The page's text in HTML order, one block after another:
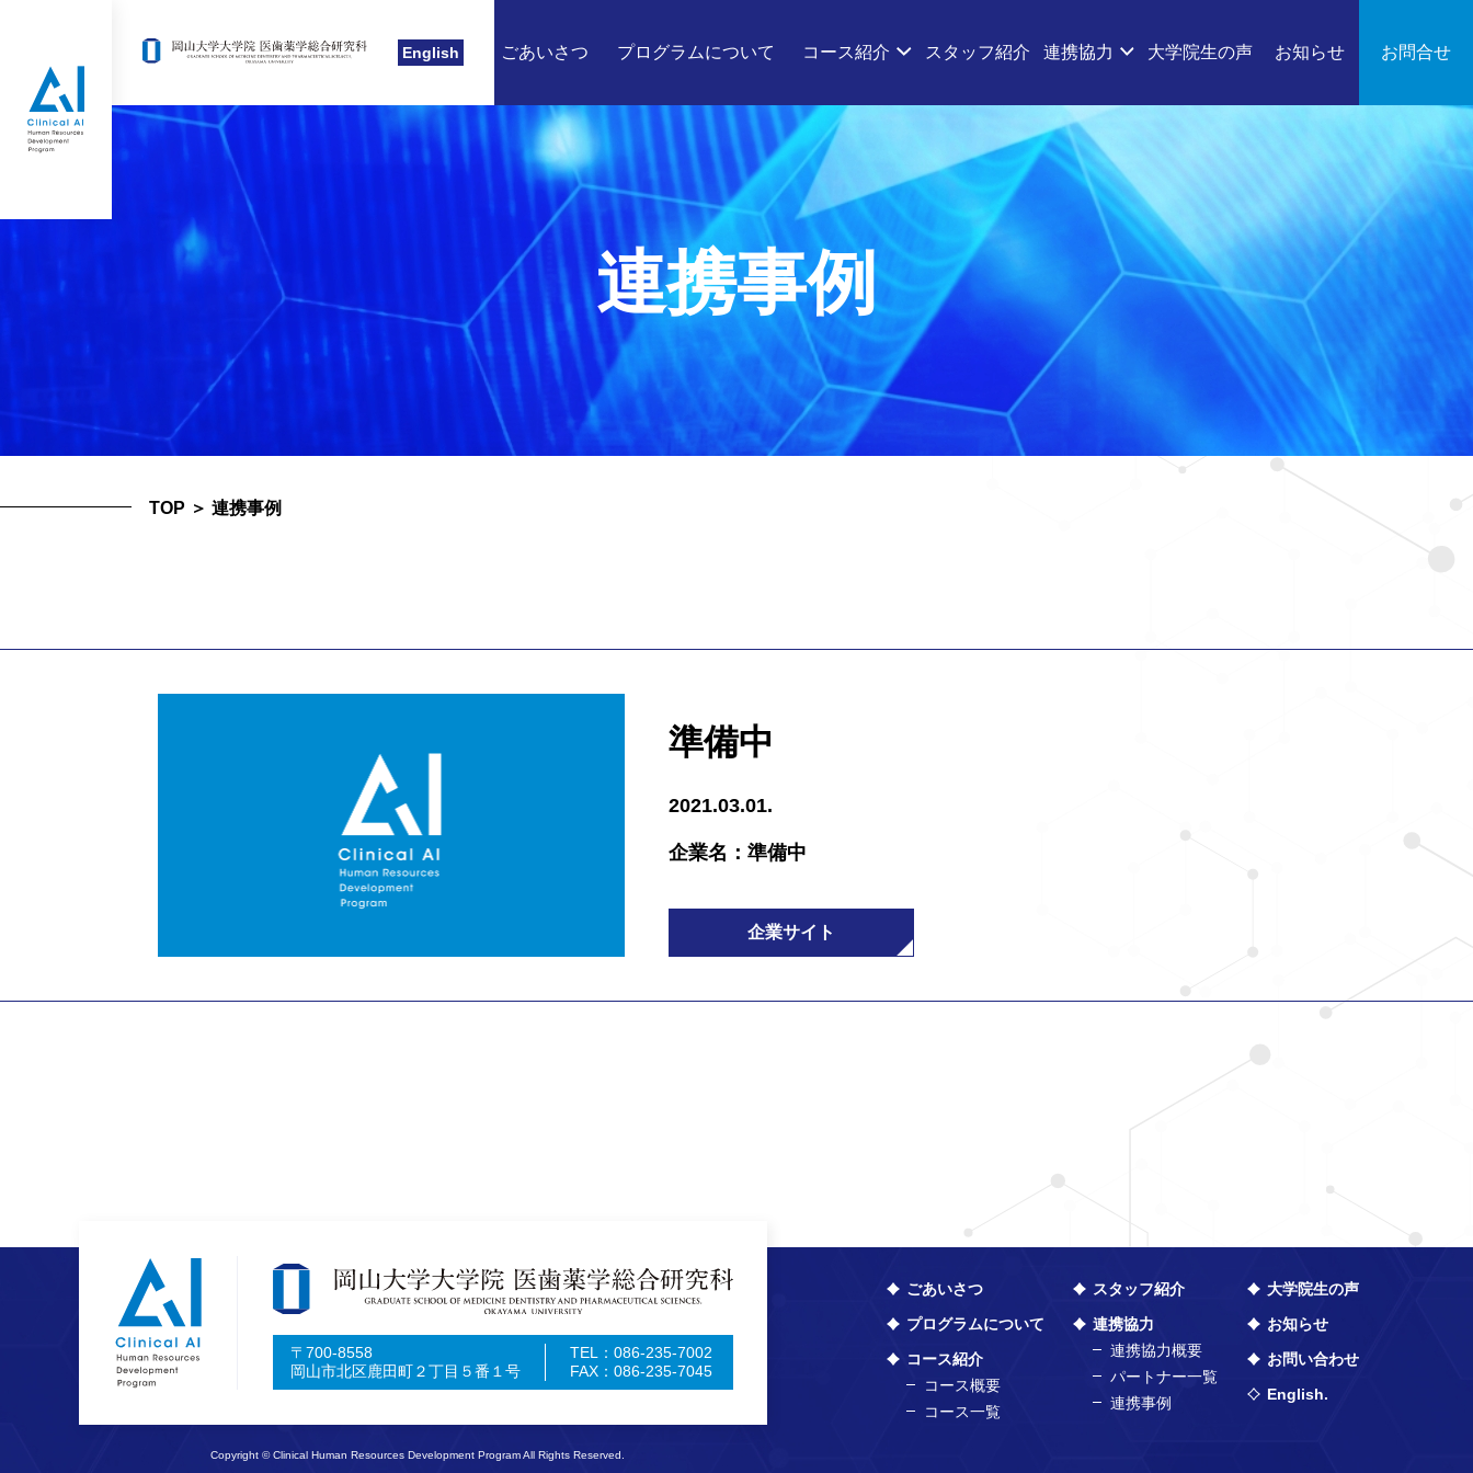
English ごあいさつ プログラムについて コース紹介 スタッフ紹介 連携協力 大学院生の声 お知らせ お問合せ
連携事例
TOP ＞ 連携事例
準備中
2021.03.01.
企業名：準備中
企業サイト
〒700-8558
岡山市北区鹿田町２丁目５番１号
TEL：086-235-7002
FAX：086-235-7045
ごあいさつ
プログラムについて
コース紹介
コース概要
コース一覧
スタッフ紹介
連携協力
連携協力概要
パートナー一覧
連携事例
大学院生の声
お知らせ
お問い合わせ
English.
Copyright © Clinical Human Resources Development Program All Rights Reserved.